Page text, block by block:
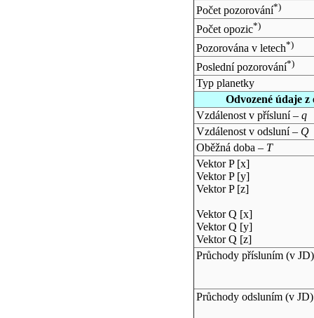
Počet pozorování*)
Počet opozic*)
Pozorována v letech*)
Poslední pozorování*)
Typ planetky
Odvozené údaje
Vzdálenost v přísluní – q
Vzdálenost v odsluní – Q
Oběžná doba – T
Vektor P [x]
Vektor P [y]
Vektor P [z]
Vektor Q [x]
Vektor Q [y]
Vektor Q [z]
Průchody přísluním (v JD)
Průchody odsluním (v JD)